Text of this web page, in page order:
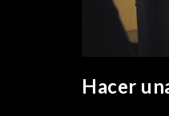
Hacer